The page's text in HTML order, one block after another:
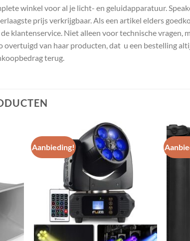
winkel voor al je licht- en geluidapparatuur.
prijs verkrijgbaar. Als een artikel elders
klantenservice. Niet alleen voor technische vragen,
overtuigd van haar producten, dat u een bestelling
terug.
Aanbieding!
Toevoegen